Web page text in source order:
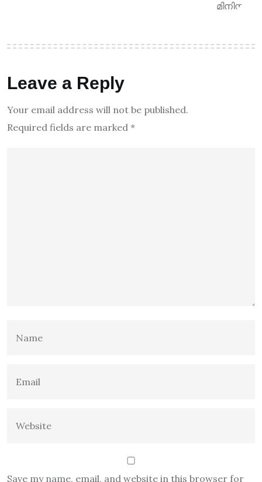
Leave a Reply
Your email address will not be published.
Required fields are marked *
Save my name, email, and website in this browser for